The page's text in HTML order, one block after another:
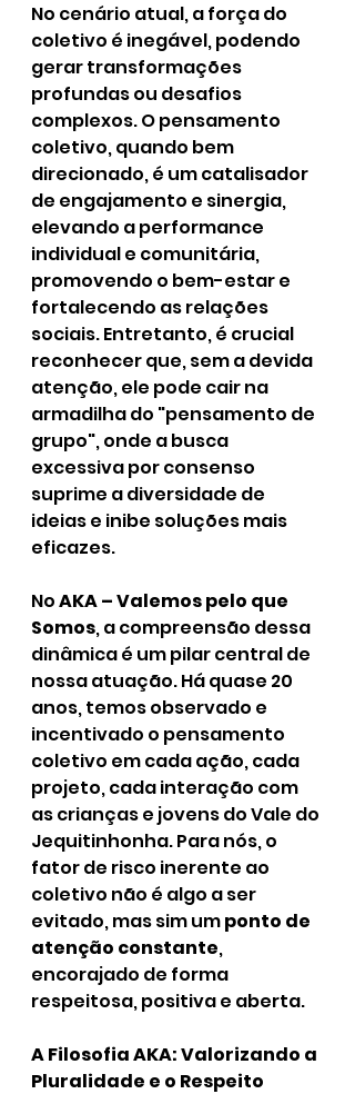
No cenário atual, a força do
coletivo é inegável, podendo
gerar transformações
profundas ou desafios
complexos. O pensamento
coletivo, quando bem
direcionado, é um catalisador
de engajamento e sinergia,
elevando a performance
individual e comunitária,
promovendo o bem-estar e
fortalecendo as relações
sociais. Entretanto, é crucial
reconhecer que, sem a devida
atenção, ele pode cair na
armadilha do "pensamento de
grupo", onde a busca
excessiva por consenso
suprime a diversidade de
ideias e inibe soluções mais
eficazes.
No AKA – Valemos pelo que
Somos, a compreensão dessa
dinâmica é um pilar central de
nossa atuação. Há quase 20
anos, temos observado e
incentivado o pensamento
coletivo em cada ação, cada
projeto, cada interação com
as crianças e jovens do Vale do
Jequitinhonha. Para nós, o
fator de risco inerente ao
coletivo não é algo a ser
evitado, mas sim um ponto de
atenção constante,
encorajado de forma
respeitosa, positiva e aberta.
A Filosofia AKA: Valorizando a
Pluralidade e o Respeito